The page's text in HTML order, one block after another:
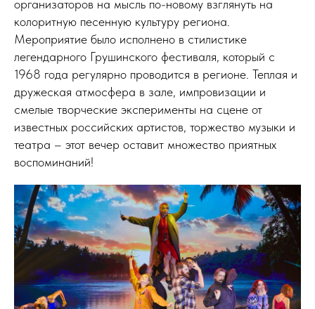
организаторов на мысль по-новому взглянуть на
колоритную песенную культуру региона.
Мероприятие было исполнено в стилистике
легендарного Грушинского фестиваля, который с
1968 года регулярно проводится в регионе. Теплая и
дружеская атмосфера в зале, импровизации и
смелые творческие эксперименты на сцене от
известных российских артистов, торжество музыки и
театра – этот вечер оставит множество приятных
воспоминаний!